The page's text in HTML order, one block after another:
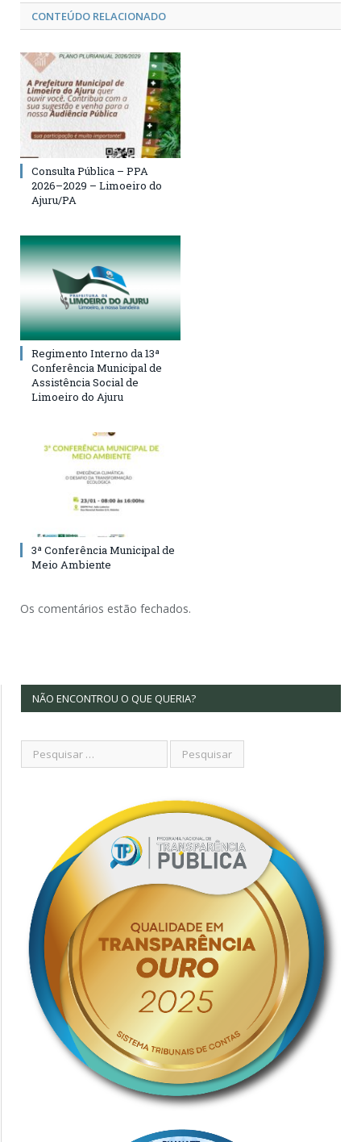
CONTEÚDO RELACIONADO
Consulta Pública – PPA
2026–2029 – Limoeiro do
Ajuru/PA
Regimento Interno da 13ª
Conferência Municipal de
Assistência Social de
Limoeiro do Ajuru
3ª Conferência Municipal de
Meio Ambiente
Os comentários estão fechados.
NÃO ENCONTROU O QUE QUERIA?